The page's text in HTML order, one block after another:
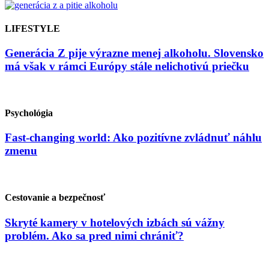
LIFESTYLE
Generácia Z pije výrazne menej alkoholu. Slovensko
má však v rámci Európy stále nelichotivú priečku
Psychológia
Fast-changing world: Ako pozitívne zvládnuť náhlu
zmenu
Cestovanie a bezpečnosť
Skryté kamery v hotelových izbách sú vážny
problém. Ako sa pred nimi chrániť?